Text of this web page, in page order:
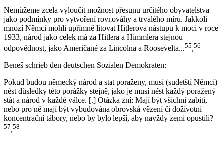
Nemůžeme zcela vyloučit možnost přesunu určitého obyvatelstva
jako podmínky pro vytvoření rovnováhy a trvalého míru. Jakkoli
mnozí Němci mohli upřímně litovat Hitlerova nástupu k moci v roce
1933, národ jako celek má za Hitlera a Himmlera stejnou
odpovědnost, jako Američané za Lincolna a Roosevelta...55,56
Beneš schrieb den deutschen Sozialen Demokraten:
Pokud budou německý národ a stát poraženy, musí (sudetští Němci)
nést důsledky této porážky stejně, jako je musí nést každý poražený
stát a národ v každé válce. [.] Otázka zní: Mají být všichni zabiti,
nebo pro ně mají být vybudována obrovská vězení či doživotní
koncentrační tábory, nebo by bylo lepší, aby navždy zemi opustili?
57,58